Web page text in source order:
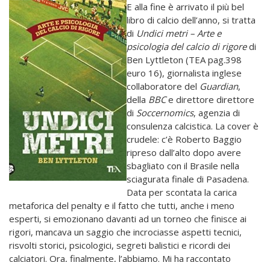
E alla fine è arrivato il più bel
libro di calcio dell’anno, si tratta
di Undici metri – Arte e
psicologia del calcio di rigoredi
Ben Lyttleton (TEA pag.398
euro 16), giornalista inglese
collaboratore del Guardian,
della BBCe direttore direttore
di Soccernomics, agenzia di
consulenza calcistica. La cover è
crudele: c’è Roberto Baggio
ripreso dall’alto dopo avere
sbagliato con il Brasile nella
sciagurata finale di Pasadena.
Data per scontata la carica
metaforica del penalty e il fatto che tutti, anche i meno
esperti, si emozionano davanti ad un torneo che finisce ai
rigori, mancava un saggio che incrociasse aspetti tecnici,
risvolti storici, psicologici, segreti balistici e ricordi dei
calciatori. Ora, finalmente, l’abbiamo. Mi ha raccontato